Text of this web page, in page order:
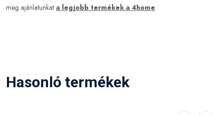
meg ajánlatunkat a legjobb termékek a 4home.
Hasonló termékek